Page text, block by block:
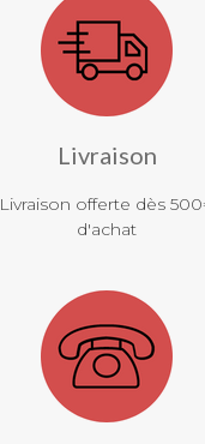
Livraison
Livraison offerte dès
d'achat